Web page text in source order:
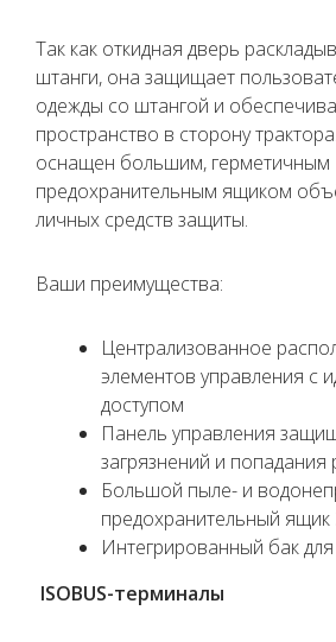
Так как откидная дверь
штанги, она защищает
одежды со штангой и
пространство в сторону
оснащен большим, герметичным
предохранительным ящиком
личных средств защиты.
Ваши преимущества:
Централизованное
элементов управления с
доступом
Панель управления
загрязнений и попадания
Большой пыле- и
предохранительный ящик
Интегрированный бак
ISOBUS-терминалы